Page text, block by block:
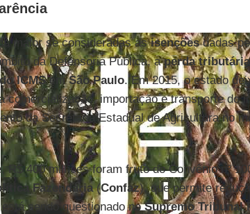
maior se consideradas asisençõesdadas
da Defensoria Pública, aperda
ICMSemSão Paulo. Em 2015, o estado
comercialização, importação e transporte do
da Secretaria Estadual de Agricultura no
R$ 400 milhões foram fruto do Convênio nº
Fazendária(Confaz), que permite
sendo questionado noSupremo Tribunal